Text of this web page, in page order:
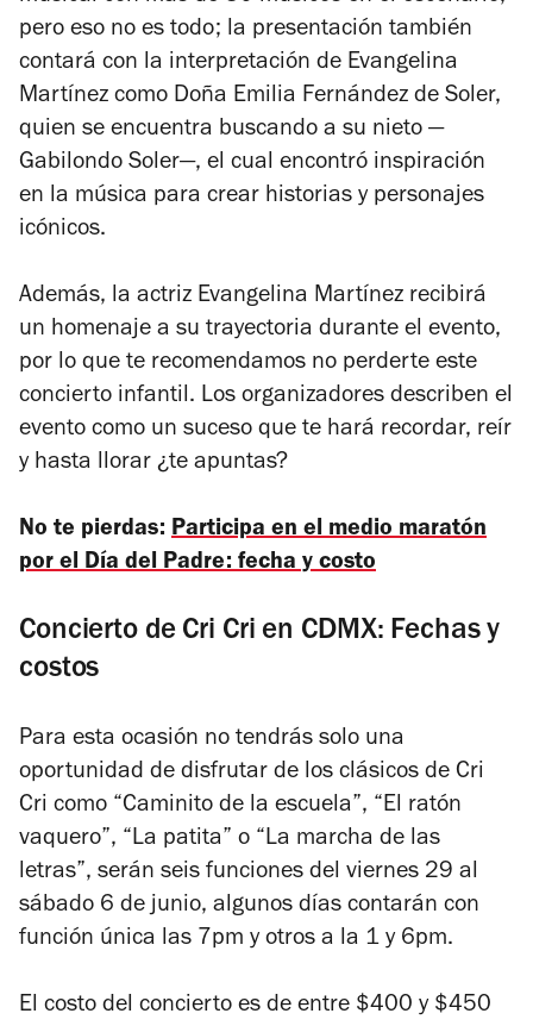
pero eso no es todo; la presentación también
contará con la interpretación de Evangelina
Martínez como Doña Emilia Fernández de Soler,
quien se encuentra buscando a su nieto —
Gabilondo Soler—, el cual encontró inspiración
en la música para crear historias y personajes
icónicos.
Además, la actriz Evangelina Martínez recibirá
un homenaje a su trayectoria durante el evento,
por lo que te recomendamos no perderte este
concierto infantil. Los organizadores describen el
evento como un suceso que te hará recordar, reír
y hasta llorar ¿te apuntas?
No te pierdas: Participa en el medio maratón
por el Día del Padre: fecha y costo
Concierto de Cri Cri en CDMX: Fechas y
costos
Para esta ocasión no tendrás solo una
oportunidad de disfrutar de los clásicos de Cri
Cri como “Caminito de la escuela”, “El ratón
vaquero”, “La patita” o “La marcha de las
letras”, serán seis funciones del viernes 29 al
sábado 6 de junio, algunos días contarán con
función única las 7pm y otros a la 1 y 6pm.
El costo del concierto es de entre $400 y $450